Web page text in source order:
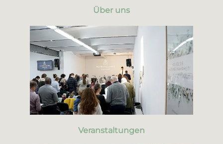
Über uns
Veranstaltungen